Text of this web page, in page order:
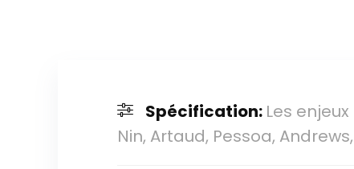
Spécification: Les
Nin, Artaud, Pessoa,